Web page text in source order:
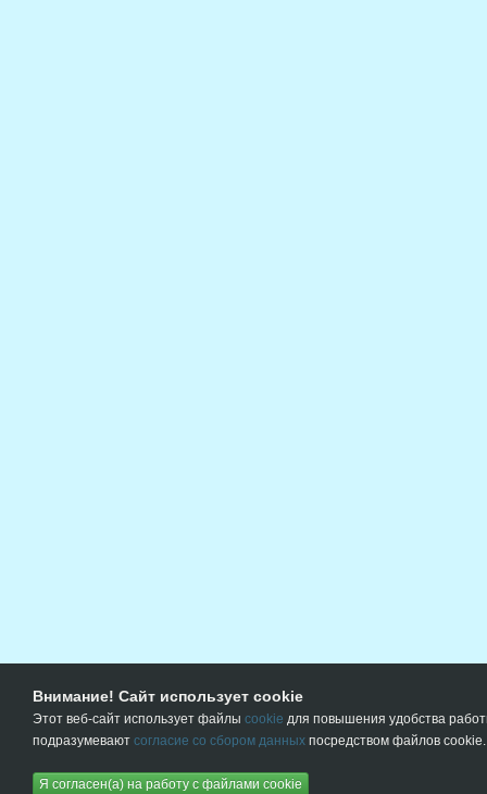
Внимание! Сайт использует cookie
Этот веб-сайт использует файлы cookie для повышения удобства
подразумевают согласие со сбором данных посредством файлов cookie.
Я согласен(а) на работу с файлами cookie